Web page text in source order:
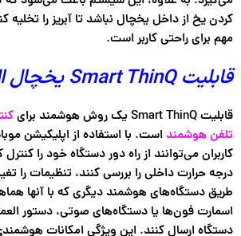
کردن یخ از داخل یخچال نباشد تا آبریز را تخلیه
مهم برای راحتی کاربر است.
قابلیت Smart ThinQ یخچال ال جی
قابلیت Smart ThinQ یک روش هوشمند برای
تلفن هوشمنداست. با استفاده از اپلیکیشن
کاربران می‌توانند از راه دور دستگاه خود را کنترل
درجه حرارت داخلی را بررسی کنند، تنظیمات را
طریق دستگاه‌های هوشمند دیگری که با آنها
اسمارت‌ فون‌ها یا دستگاه‌های صوتی، دستور
دستگاه ارسال کنند. این ویژگی امکانات